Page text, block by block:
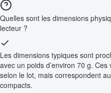
Quelles sont les dimensions
lecteur ?
Les dimensions typiques sont
avec un poids d’environ 70 g.
selon le lot, mais correspondent
compacts.